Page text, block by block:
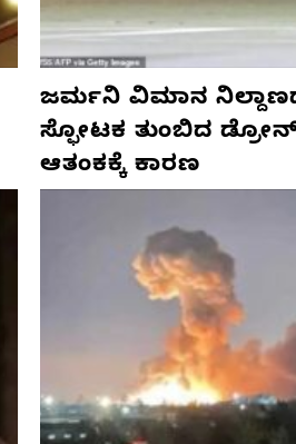
ಜರ್ಮನಿ ವಿಮಾನ
ಸ್ಫೋಟಕ ತುಂಬಿದ
ಆತಂಕಕ್ಕೆ ಕಾರಣ